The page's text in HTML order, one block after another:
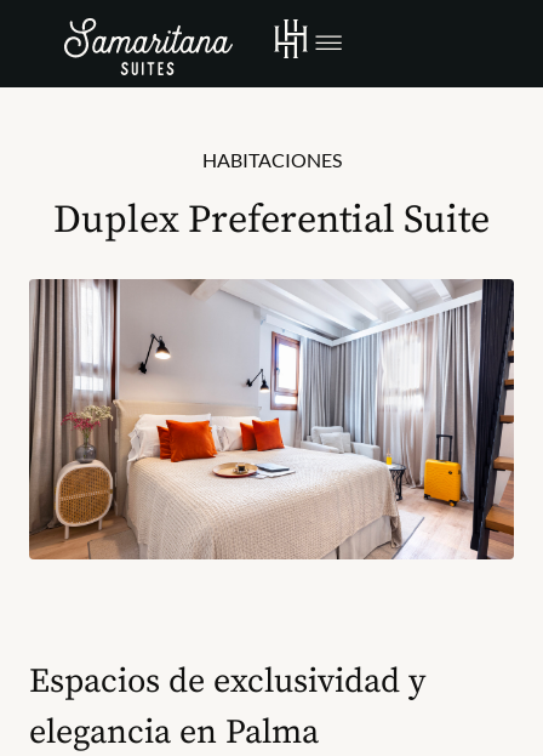
HABITACIONES
Duplex Preferential Suite
Espacios de exclusividad y
elegancia en Palma